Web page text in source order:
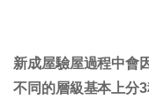
新成屋驗屋過程中會
不同的層級基本上分3